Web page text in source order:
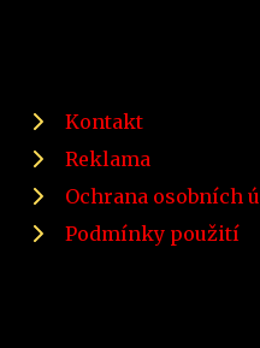
Kontakt
Reklama
Ochrana osobních
Podmínky použití